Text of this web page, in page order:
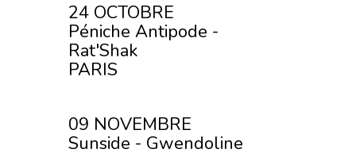
24 OCTOBRE
Péniche Antipode -
Rat'Shak
PARIS
09 NOVEMBRE
Sunside - Gwendoline